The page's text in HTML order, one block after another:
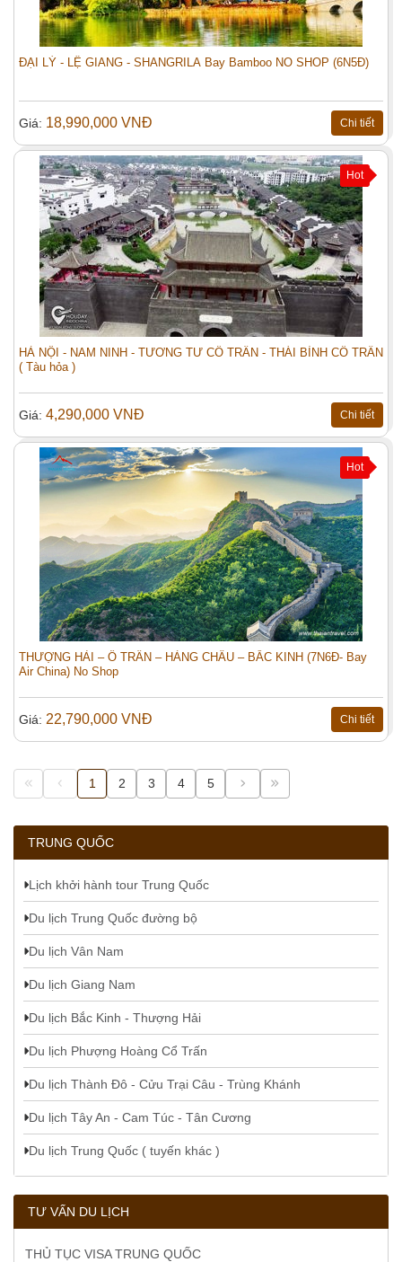
ĐẠI LÝ - LỆ GIANG - SHANGRILA Bay Bamboo NO SHOP (6N5Đ)
Giá: 18,990,000 VNĐ Chi tiết
Hot
HÀ NỘI - NAM NINH - TƯƠNG TƯ CỔ TRẤN - THÁI BÌNH CỔ TRẤN
( Tàu hỏa )
Giá: 4,290,000 VNĐ Chi tiết
Hot
THƯỢNG HẢI – Ô TRẤN – HÀNG CHÂU – BẮC KINH (7N6Đ- Bay
Air China) No Shop
Giá: 22,790,000 VNĐ Chi tiết
1 2 3 4 5
TRUNG QUỐC
Lịch khởi hành tour Trung Quốc
Du lịch Trung Quốc đường bộ
Du lịch Vân Nam
Du lịch Giang Nam
Du lịch Bắc Kinh - Thượng Hải
Du lịch Phượng Hoàng Cổ Trấn
Du lịch Thành Đô - Cửu Trại Câu - Trùng Khánh
Du lịch Tây An - Cam Túc - Tân Cương
Du lịch Trung Quốc ( tuyến khác )
TƯ VẤN DU LỊCH
THỦ TỤC VISA TRUNG QUỐC